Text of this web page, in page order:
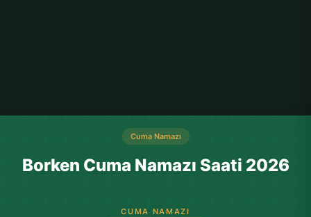
Cuma Namazı
Borken Cuma Namazı Saati 2026
CUMA NAMAZI